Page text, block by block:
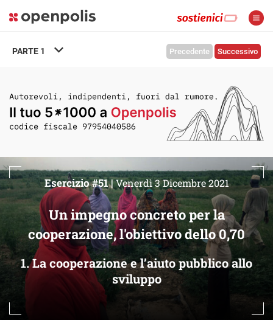
Precedente Successivo
PARTE 1
Un impegno concreto per la
cooperazione, l'obiettivo dello 0,70
1. La cooperazione e l’aiuto pubblico allo
sviluppo
Esercizio #51 |Venerdì 3 Dicembre 2021